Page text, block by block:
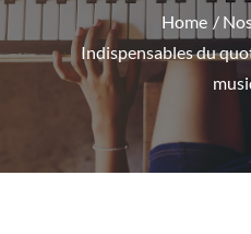
Home
Indispensables du